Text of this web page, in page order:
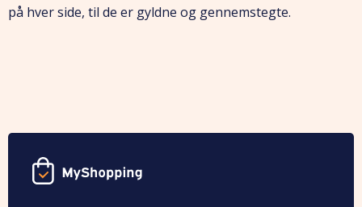
på hver side, til de er gyldne og gennemstegte.